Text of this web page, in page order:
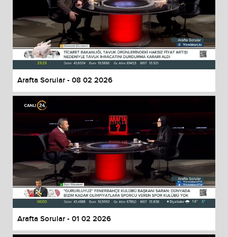
Arafta Sorular - 08 02 2026
Arafta Sorular - 01 02 2026